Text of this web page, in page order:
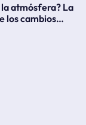
la atmósfera? La
los cambios